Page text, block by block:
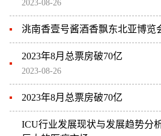
2023-08-26
洮南香壹号酱酒香飘东北亚博览
2023年8月总票房破70亿
2023-08-26
2023年8月总票房破70亿
ICU行业发展现状与发展趋势分